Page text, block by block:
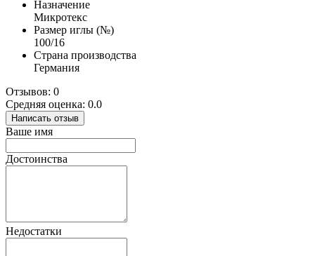
Назначение
Микротекс
Размер иглы (№)
100/16
Страна производства
Германия
Отзывов: 0
Средняя оценка: 0.0
Написать отзыв
Ваше имя
Достоинства
Недостатки